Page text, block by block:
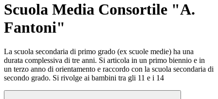
Scuola Media Consortile "A.
Fantoni"
La scuola secondaria di primo grado (ex scuole medie) ha una
durata complessiva di tre anni. Si articola in un primo biennio e in
un terzo anno di orientamento e raccordo con la scuola secondaria di
secondo grado. Si rivolge ai bambini tra gli 11 e i 14